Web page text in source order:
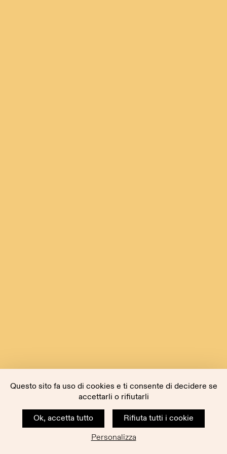
Questo sito fa uso di cookies e ti consente di decidere se
accettarli o rifiutarli
Ok, accetta tutto
Rifiuta tutti i cookie
Personalizza